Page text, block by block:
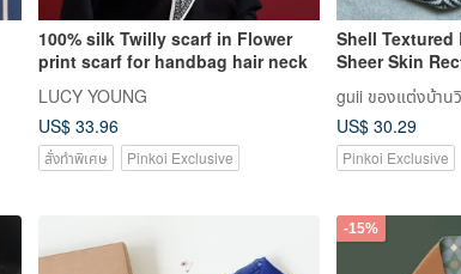
100% silk Twilly scarf in Flower
print scarf for handbag hair neck
LUCY YOUNG
US$ 33.96
สั่งทำพิเศษ Pinkoi Exclusive
Shell Textured
Sheer Skin
US$ 30.29
Pinkoi Exclusive
-15%